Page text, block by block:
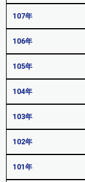
107年
106年
105年
104年
103年
102年
101年